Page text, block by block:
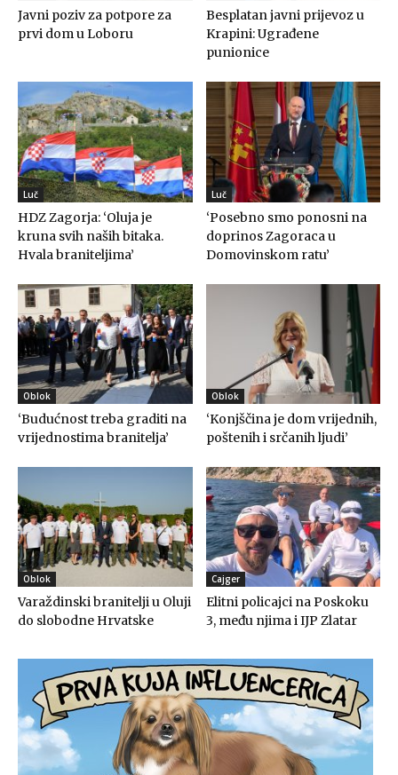
Javni poziv za potpore za
prvi dom u Loboru
Besplatan javni prijevoz u
Krapini: Ugrađene
punionice
Luč
HDZ Zagorja: ‘Oluja je
kruna svih naših bitaka.
Hvala braniteljima’
Luč
‘Posebno smo ponosni na
doprinos Zagoraca u
Domovinskom ratu’
Oblok
‘Budućnost treba graditi na
vrijednostima branitelja’
Oblok
‘Konjščina je dom vrijednih,
poštenih i srčanih ljudi’
Oblok
Varaždinski branitelji u Oluji
do slobodne Hrvatske
Cajger
Elitni policajci na Poskoku
3, među njima i IJP Zlatar